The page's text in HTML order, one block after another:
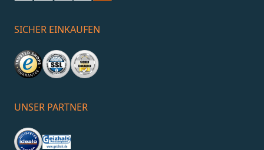
SICHER EINKAUFEN
UNSER PARTNER